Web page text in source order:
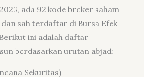
ada 92 kode broker saham
sah terdaftar di Bursa Efek
ini adalah daftar
berdasarkan urutan abjad:
Sekuritas)